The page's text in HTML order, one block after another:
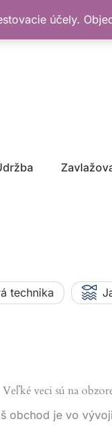
účely.
technika
Veľké veci sú na
obchod je vo